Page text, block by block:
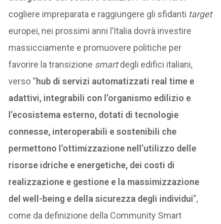
cogliere impreparata e raggiungere gli sfidanti target
europei, nei prossimi anni l’Italia dovrà investire
massicciamente e promuovere politiche per
favorire la transizione smartdegli edifici italiani,
verso “hub di servizi automatizzati real time e
adattivi, integrabili con l’organismo edilizio e
l’ecosistema esterno, dotati di tecnologie
connesse, interoperabili e sostenibili che
permettono l’ottimizzazione nell’utilizzo delle
risorse idriche e energetiche, dei costi di
realizzazione e gestione e la massimizzazione
del well-being e della sicurezza degli individui”,
come da definizione della Community Smart